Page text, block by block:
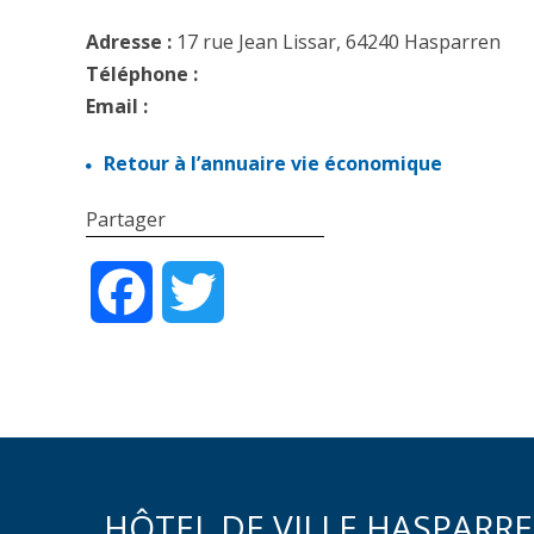
Adresse : 17 rue Jean Lissar, 64240 Hasparren
Téléphone :
Email :
Retour à l’annuaire vie économique
Partager
Facebook